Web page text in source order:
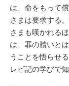
は、命をもって
さまは要求する
さまも嘆かれる
は、罪の贖いと
うことを悟らせ
レビ記の学びで知